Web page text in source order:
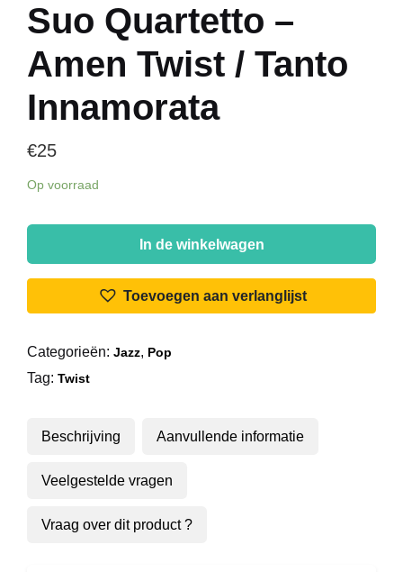
Suo Quartetto –
Amen Twist / Tanto
Innamorata
€25
Op voorraad
Marino
Ed
Suo
-
Amen
Tanto
aantal
In de winkelwagen
Toevoegen aan verlanglijst
Categorieën: Jazz, Pop
Tag: Twist
Beschrijving Aanvullende informatie
Veelgestelde vragen
Vraag over dit product ?